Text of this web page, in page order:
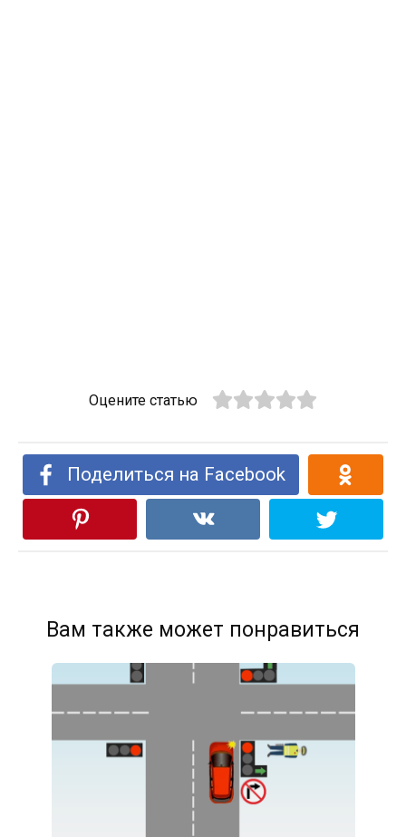
Оцените статью
Поделиться на Facebook
Вам также может понравиться